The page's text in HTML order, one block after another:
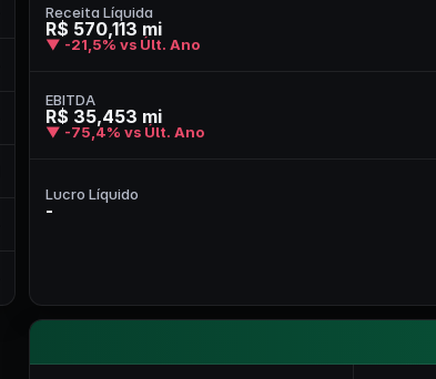
Receita Líquida
R$ 570,113 mi
▼ -21,5% vs Últ. Ano
EBITDA
R$ 35,453 mi
▼ -75,4% vs Últ. Ano
Lucro Líquido
-